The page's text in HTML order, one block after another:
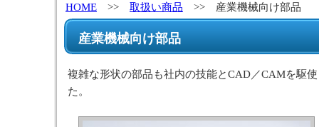
HOME >> 取扱い商品 >> 産業機械向け部品
産業機械向け部品
複雑な形状の部品も社内の技能とCAD／CAMを駆
た。